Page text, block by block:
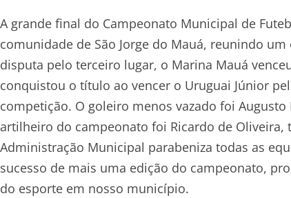
A grande final do Campeonato Municipal de
comunidade de São Jorge do Mauá, reunindo
disputa pelo terceiro lugar, o Marina Mauá
conquistou o título ao vencer o Uruguai Júnior
competição. O goleiro menos vazado foi
artilheiro do campeonato foi Ricardo de Oliveira,
Administração Municipal parabeniza todas as
sucesso de mais uma edição do campeonato,
do esporte em nosso município.